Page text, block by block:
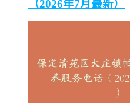
（2026年7月最新）